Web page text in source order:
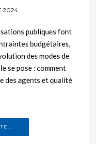
2024
publiques font
budgétaires,
des modes de
se pose : comment
des agents et qualité